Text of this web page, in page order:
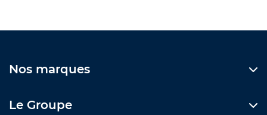
Nos marques
Le Groupe